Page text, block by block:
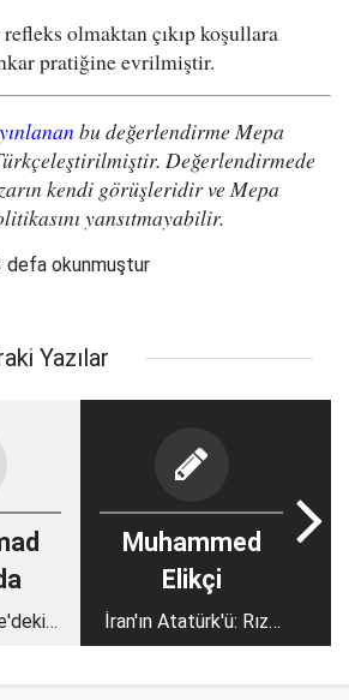
olmaktan çıkıp koşullara
pratiğine evrilmiştir.
bu değerlendirme Mepa
Değerlendirmede
kendi görüşleridir ve Mepa
yansıtmayabilir.
defa okunmuştur
Yazılar
Muhammed
Elikçi
İran'ın Atatürk'ü: Rıza
Şah dönemi örtünme